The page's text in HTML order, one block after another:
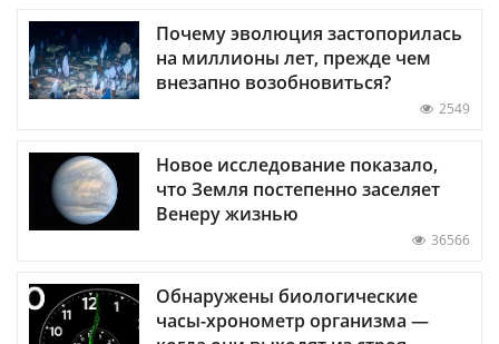
Почему эволюция застопорилась
на миллионы лет, прежде чем
внезапно возобновиться?
2549
Новое исследование показало,
что Земля постепенно заселяет
Венеру жизнью
36566
Обнаружены биологические
часы-хронометр организма —